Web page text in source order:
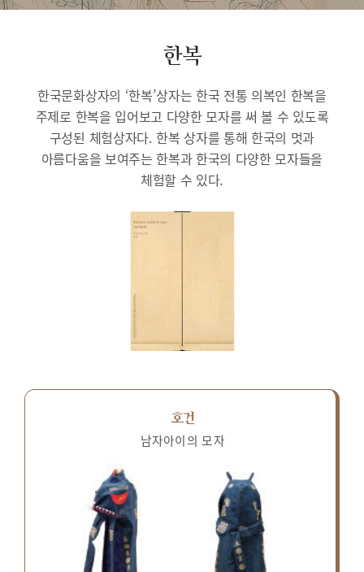
한복
한국문화상자의 ‘한복’상자는 한국 전통 의복인 한복을
주제로 한복을 입어보고 다양한 모자를 써 볼 수 있도록
구성된 체험상자다. 한복 상자를 통해 한국의 멋과
아름다움을 보여주는 한복과 한국의 다양한 모자들을
체험할 수 있다.
호건
남자아이의 모자